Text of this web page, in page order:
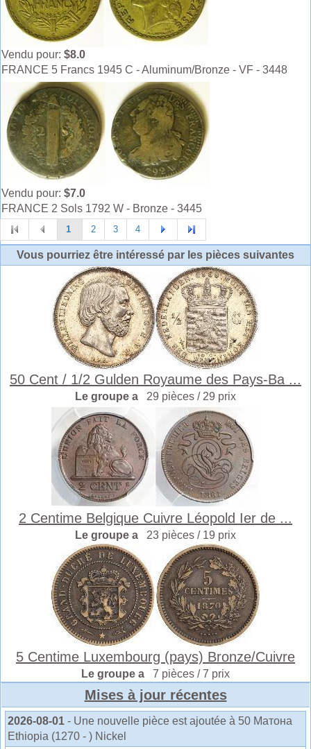
Vendu pour: $8.0
FRANCE 5 Francs 1945 C - Aluminum/Bronze - VF - 3448
Vendu pour: $7.0
FRANCE 2 Sols 1792 W - Bronze - 3445
1 2 3 4
Vous pourriez être intéressé par les pièces suivantes
50 Cent / 1/2 Gulden Royaume des Pays-Ba ...
Le groupe a 29 pièces / 29 prix
2 Centime Belgique Cuivre Léopold Ier de ...
Le groupe a 23 pièces / 19 prix
5 Centime Luxembourg (pays) Bronze/Cuivre
Le groupe a 7 pièces / 7 prix
Mises à jour récentes
2026-08-01 - Une nouvelle pièce est ajoutée à 50 Матона
Ethiopia (1270 - ) Nickel